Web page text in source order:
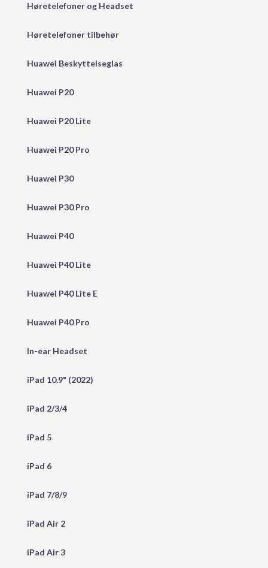
Høretelefoner og Headset
Høretelefoner tilbehør
Huawei Beskyttelseglas
Huawei P20
Huawei P20 Lite
Huawei P20 Pro
Huawei P30
Huawei P30 Pro
Huawei P40
Huawei P40 Lite
Huawei P40 Lite E
Huawei P40 Pro
In-ear Headset
iPad 10.9" (2022)
iPad 2/3/4
iPad 5
iPad 6
iPad 7/8/9
iPad Air 2
iPad Air 3